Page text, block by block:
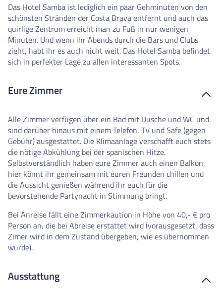
Das Hotel Samba ist lediglich ein paar Gehminuten von den
schönsten Stränden der Costa Brava entfernt und auch das
quirlige Zentrum erreicht man zu Fuß in nur wenigen
Minuten. Und wenn ihr Abends durch die Bars und Clubs
zieht, habt ihr es auch nicht weit. Das Hotel Samba befindet
sich in perfekter Lage zu allen interessanten Spots.
Eure Zimmer
Alle Zimmer verfügen über ein Bad mit Dusche und WC und
sind darüber hinaus mit einem Telefon, TV und Safe (gegen
Gebühr) ausgestattet. Die Klimaanlage verschafft euch stets
die nötige Abkühlung bei der spanischen Hitze.
Selbstverständlich haben eure Zimmer auch einen Balkon,
hier könnt ihr gemeinsam mit euren Freunden chillen und
die Aussicht genießen während ihr euch für die
bevorstehende Partynacht in Stimmung bringt.
Bei Anreise fällt eine Zimmerkaution in Höhe von 40,- € pro
Person an, die bei Abreise erstattet wird (vorausgesetzt, dass
Zimer wird in dem Zustand übergeben, wie es übernommen
wurde).
Ausstattung